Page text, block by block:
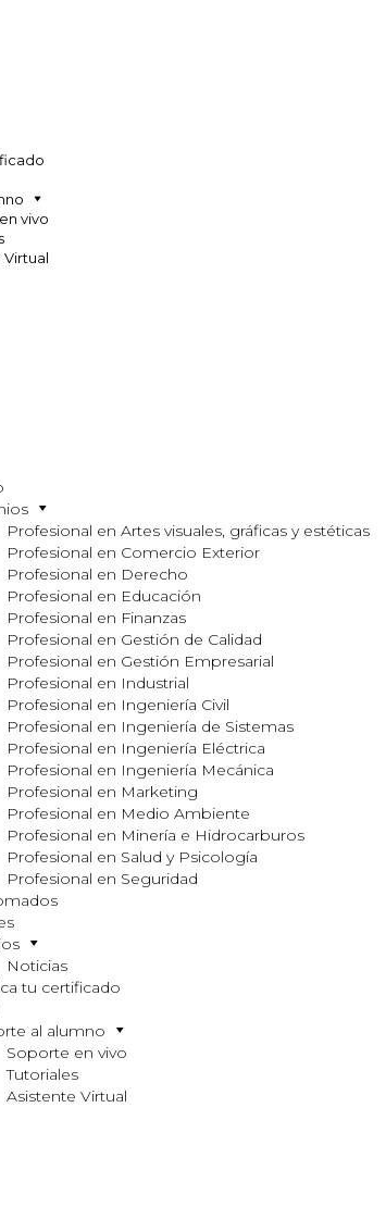
vivo
Virtual
Profesional en Artes visuales, gráficas y estéticas
Profesional en Comercio Exterior
Profesional en Derecho
Profesional en Educación
Profesional en Finanzas
Profesional en Gestión de Calidad
Profesional en Gestión Empresarial
Profesional en Industrial
Profesional en Ingeniería Civil
Profesional en Ingeniería de Sistemas
Profesional en Ingeniería Eléctrica
Profesional en Ingeniería Mecánica
Profesional en Marketing
Profesional en Medio Ambiente
Profesional en Minería e Hidrocarburos
Profesional en Salud y Psicología
Profesional en Seguridad
Noticias
tu certificado
al alumno
Soporte en vivo
Tutoriales
Asistente Virtual